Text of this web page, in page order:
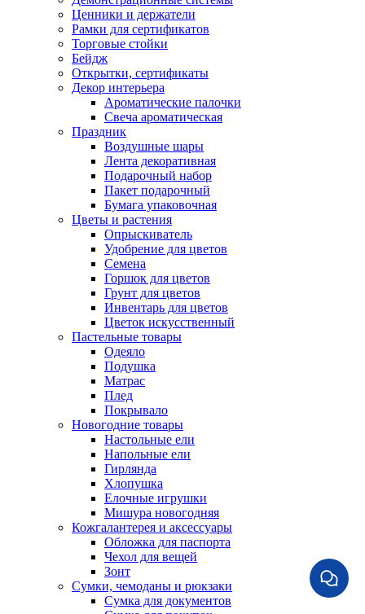
Ценники и держатели
Рамки для сертификатов
Торговые стойки
Бейдж
Открытки, сертификаты
Декор интерьера
Ароматические палочки
Свеча ароматическая
Праздник
Воздушные шары
Лента декоративная
Подарочный набор
Пакет подарочный
Бумага упаковочная
Цветы и растения
Опрыскиватель
Удобрение для цветов
Семена
Горшок для цветов
Грунт для цветов
Инвентарь для цветов
Цветок искусственный
Пастельные товары
Одеяло
Подушка
Матрас
Плед
Покрывало
Новогодние товары
Настольные ели
Напольные ели
Гирлянда
Хлопушка
Елочные игрушки
Мишура новогодняя
Кожгалантерея и аксессуары
Обложка для паспорта
Чехол для вещей
Зонт
Сумки, чемоданы и рюкзаки
Сумка для документов